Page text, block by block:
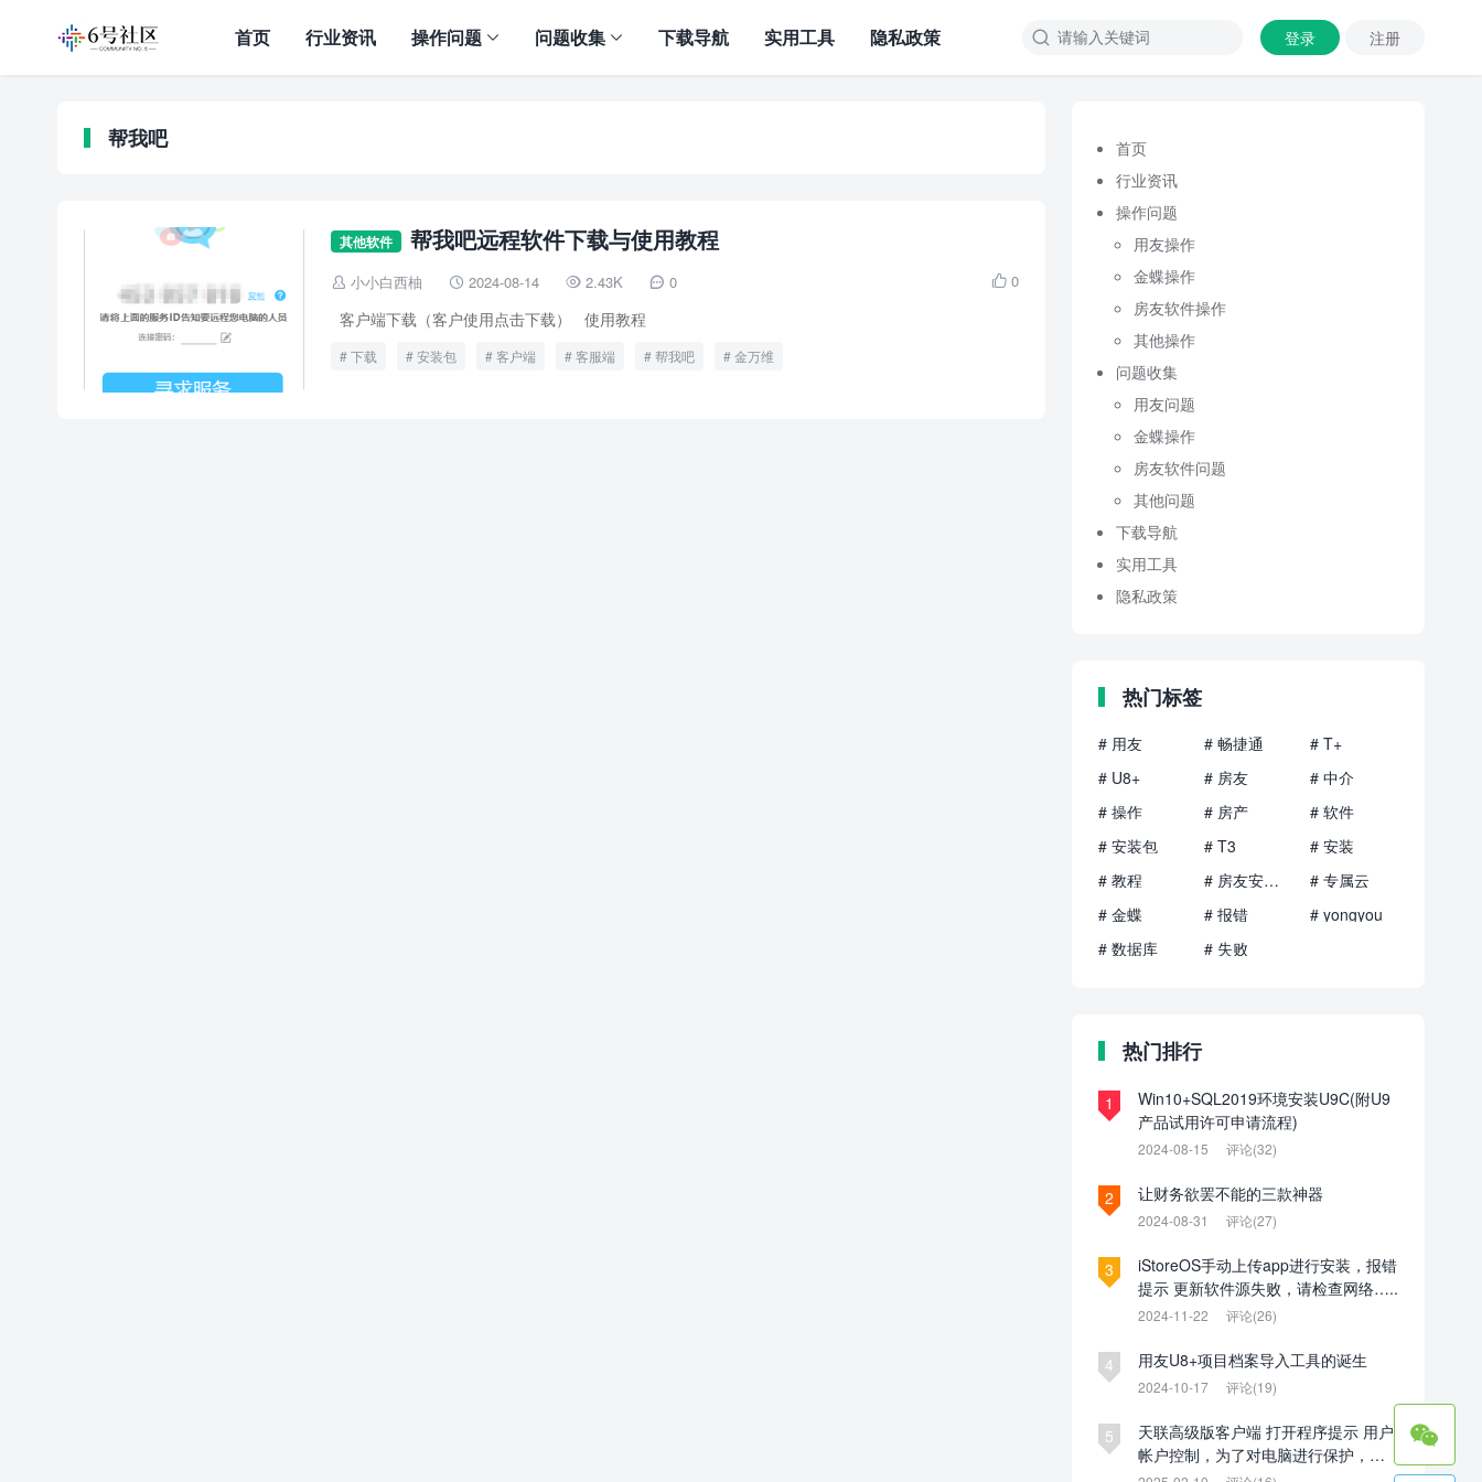
登录 注册

首页 行业资讯 操作问题 问题收集 下载导航 实用工具 隐私政策
帮我吧
其他软件 帮我吧远程软件下载与使用教程
 小小白西柚  2024-08-14  2.43K  0  0
客户端下载（客户使用点击下载） 使用教程
下载 安装包 客户端 客服端 帮我吧 金万维
首页
行业资讯
操作问题
用友操作
金蝶操作
房友软件操作
其他操作
问题收集
用友问题
金蝶操作
房友软件问题
其他问题
下载导航
实用工具
隐私政策
热门标签
# 用友 # 畅捷通
# T+
# U8+
# 房友
# 中介
# 操作
# 房产
# 软件
# 安装包
# T3
# 安装
# 教程
# 房友安装包
# 专属云
# 金蝶
# 报错
# yongyou
# 数据库
# 失败
热门排行
1
Win10+SQL2019环境安装U9C(附U9
产品试用许可申请流程)
2024-08-15 评论(32)
2 让财务欲罢不能的三款神器
2024-08-31 评论(27)
3
iStoreOS手动上传app进行安装，报错
提示 更新软件源失败，请检查网络…..
2024-11-22 评论(26)
4 用友U8+项目档案导入工具的诞生
2024-10-17 评论(19)
5
天联高级版客户端 打开程序提示 用户
帐户控制，为了对电脑进行保护，已
经阻止此应用。管理员已阻止你运行
